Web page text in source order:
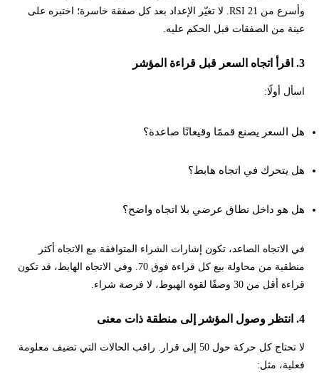
وأسرع من RSI 21. لا تغيّر الإعداد بعد كل صفقة خاسرة؛ اختبره على
عينة من الصفقات قبل الحكم عليه.
3. اقرأ اتجاه السعر قبل قراءة المؤشر
اسأل أولًا:
هل السعر يصنع قممًا وقيعانًا صاعدة؟
هل يتحرك في اتجاه هابط؟
هل هو داخل نطاق عرضي بلا اتجاه واضح؟
في الاتجاه الصاعد، تكون إشارات الشراء المتوافقة مع الاتجاه أكثر
منطقية من محاولة بيع كل قراءة فوق 70. وفي الاتجاه الهابط، قد تكون
قراءة أقل من 30 وصفًا لقوة الهبوط، لا فرصة شراء.
4. انتظر وصول المؤشر إلى منطقة ذات معنى
لا تحتاج كل حركة حول 50 إلى قرار. راقب الحالات التي تضيف معلومة
فعلية، مثل: